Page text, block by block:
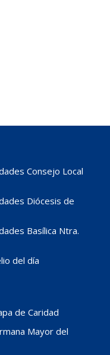
Consejo Local
Diócesis de
Basílica Ntra.
del día
de Caridad
Mayor del